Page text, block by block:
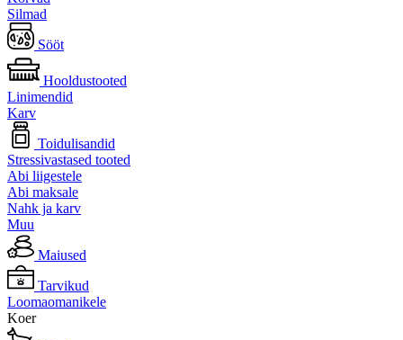
Silmad
Sööt
Hooldustooted
Linimendid
Karv
Toidulisandid
Stressivastased tooted
Abi liigestele
Abi maksale
Nahk ja karv
Muu
Maiused
Tarvikud
Loomaomanikele
Koer